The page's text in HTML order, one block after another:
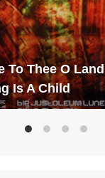
To Thee O Land
Is A Child